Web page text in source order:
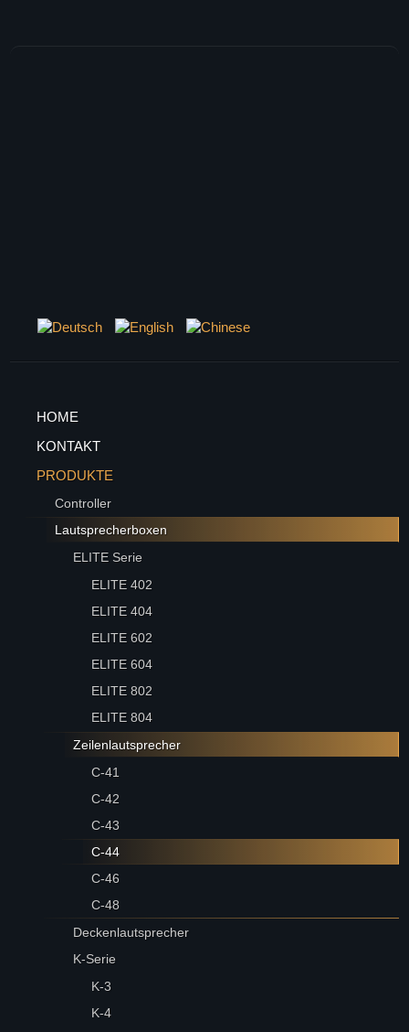
HOME
KONTAKT
PRODUKTE
Controller
Lautsprecherboxen
ELITE Serie
ELITE 402
ELITE 404
ELITE 602
ELITE 604
ELITE 802
ELITE 804
Zeilenlautsprecher
C-41
C-42
C-43
C-44
C-46
C-48
Deckenlautsprecher
K-Serie
K-3
K-4